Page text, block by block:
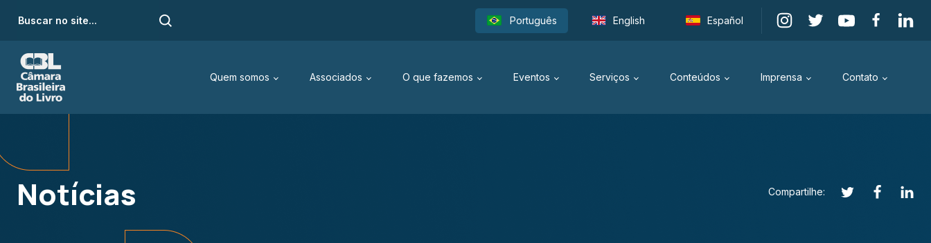
Português English Español
Quem somos Associados O que fazemos Eventos Serviços Conteúdos Imprensa Contato
Notícias Compartilhe: